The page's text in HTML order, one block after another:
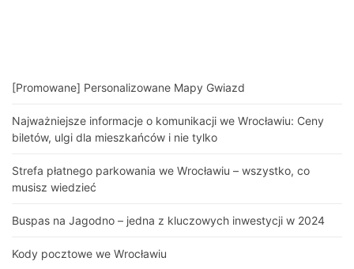
[Promowane] Personalizowane Mapy Gwiazd
Najważniejsze informacje o komunikacji we Wrocławiu: Ceny
biletów, ulgi dla mieszkańców i nie tylko
Strefa płatnego parkowania we Wrocławiu – wszystko, co
musisz wiedzieć
Buspas na Jagodno – jedna z kluczowych inwestycji w 2024
Kody pocztowe we Wrocławiu